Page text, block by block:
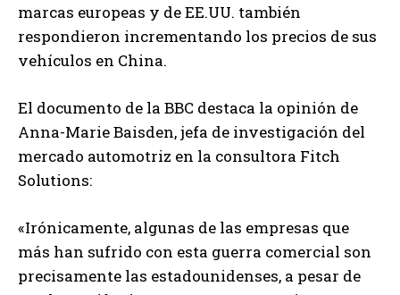
marcas europeas y de EE.UU. también
respondieron incrementando los precios de sus
vehículos en China.
El documento de la BBC destaca la opinión de
Anna-Marie Baisden, jefa de investigación del
mercado automotriz en la consultora Fitch
Solutions:
«Irónicamente, algunas de las empresas que
más han sufrido con esta guerra comercial son
precisamente las estadounidenses, a pesar de